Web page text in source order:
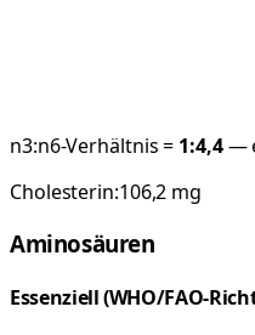
n3:n6-Verhältnis = 1:4,4—
Cholesterin:106,2 mg
Aminosäuren
Essenziell (WHO/FAO-